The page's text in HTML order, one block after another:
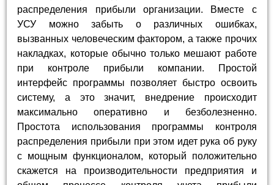
распределения прибыли организации. Вместе с
УСУ можно забыть о различных ошибках,
вызванных человеческим фактором, а также прочих
накладках, которые обычно только мешают работе
при контроле прибыли компании. Простой
интерфейс программы позволяет быстро освоить
систему, а это значит, внедрение происходит
максимально оперативно и безболезненно.
Простота использования программы контроля
распределения прибыли при этом идет рука об руку
с мощным функционалом, который положительно
скажется на производительности предприятия и